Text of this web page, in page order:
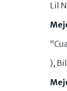
Lil
),